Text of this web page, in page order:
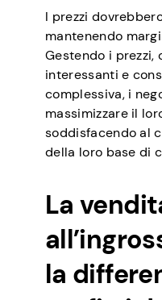
I prezzi
mantenendo
Gestendo i prezzi,
interessanti e
complessiva, i
massimizzare il
soddisfacendo al
della loro base di
La
la